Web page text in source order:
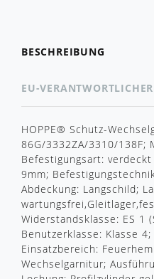
BESCHREIBUNG
EU-VERANTWORTLICHER
HOPPE® Schutz-
86G/3332ZA/3310/138F;
Befestigungsart:
9mm;
Abdeckung: Langschild;
Widerstandsklasse: ES 1
Benutzerklasse: Klasse
Einsatzbereich:
Wechselgarnitur;